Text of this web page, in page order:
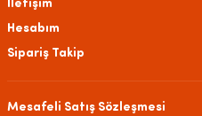
İletişim
Hesabım
Sipariş Takip
Mesafeli Satış Sözleşmesi